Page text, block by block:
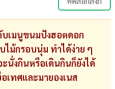
มนูขนมปังฮอตดอก
ไม้กรอบนุ่ม ทำได้ง่าย ๆ
นั่งกินหรือเดินกินก็ยังได้
เทศและมายองเนส